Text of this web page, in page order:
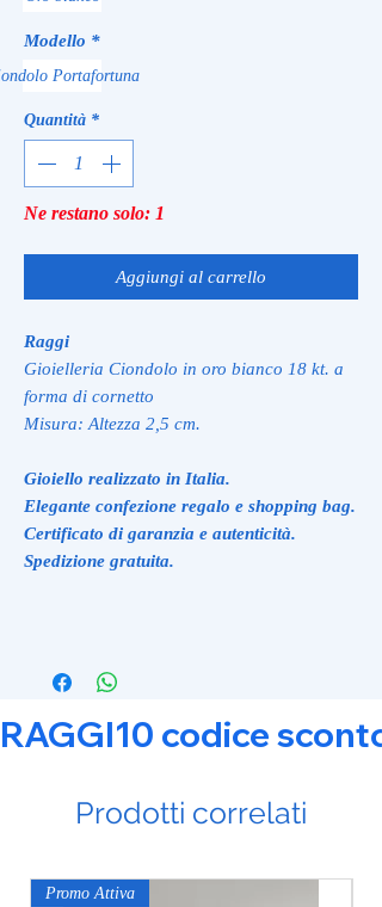
Modello *
Portafortuna
Quantità *
Ne restano solo: 1
Aggiungi al carrello
Raggi
Gioielleria Ciondolo in oro bianco 18 kt. a
forma di cornetto
Misura: Altezza 2,5 cm.
Gioiello realizzato in Italia.
Elegante confezione regalo e shopping bag.
Certificato di garanzia e autenticità.
Spedizione gratuita.
RAGGI10 codice
Prodotti correlati
Promo Attiva